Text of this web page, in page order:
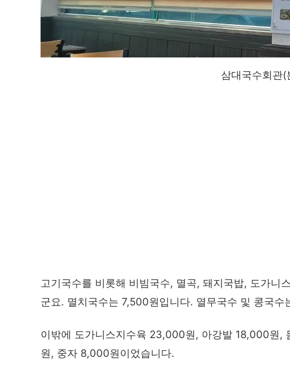
삼대국수회관
고기국수를 비롯해 비빔국수, 멸곡, 돼지국밥, 도가니
군요. 멸치국수는 7,500원입니다. 열무국수 및 콩국
이밖에 도가니스지수육 23,000원, 아강발 18,000원
원, 중자 8,000원이었습니다.